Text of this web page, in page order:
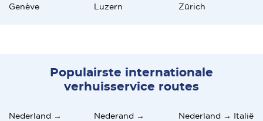
Genève
Luzern
Zürich
Populairste internationale
verhuisservice routes
Nederland →
Nederand →
Nederland → Italië